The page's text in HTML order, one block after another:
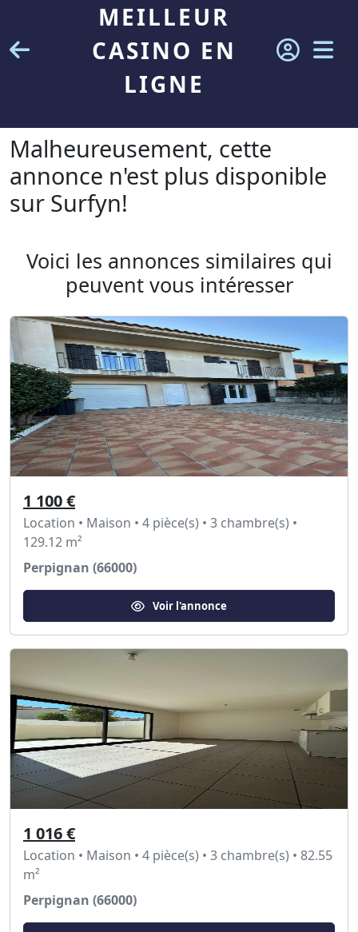
MEILLEUR
CASINO EN
LIGNE
Malheureusement, cette
annonce n'est plus disponible
sur Surfyn!
Voici les annonces similaires qui
peuvent vous intéresser
1 100 €
Location • Maison • 4 pièce(s) • 3 chambre(s) •
129.12 m²
Perpignan (66000)
Voir l'annonce
1 016 €
Location • Maison • 4 pièce(s) • 3 chambre(s) • 82.55
m²
Perpignan (66000)